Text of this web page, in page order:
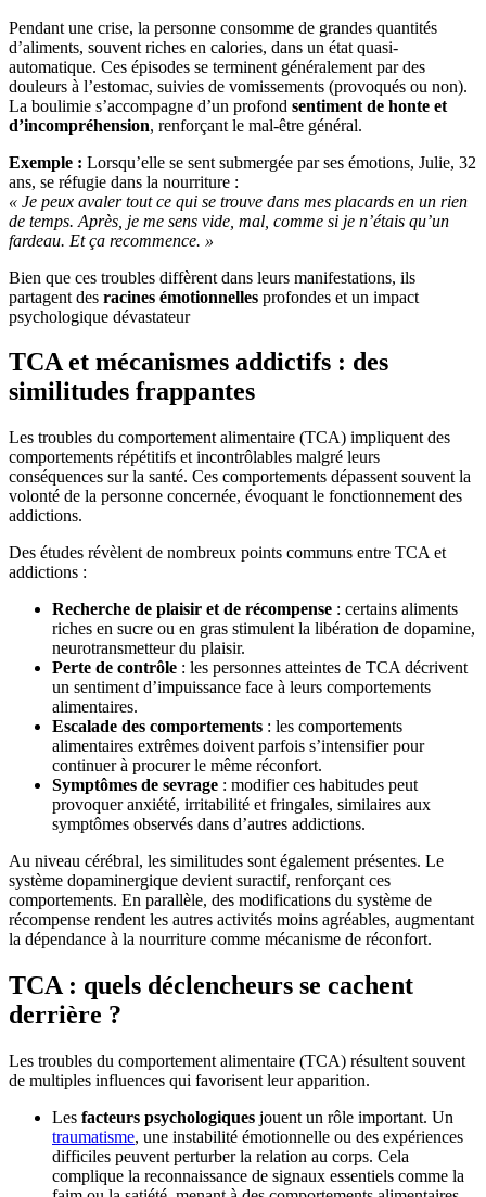
Pendant une crise, la personne consomme de grandes quantités
d’aliments, souvent riches en calories, dans un état quasi-
automatique. Ces épisodes se terminent généralement par des
douleurs à l’estomac, suivies de vomissements (provoqués ou non).
La boulimie s’accompagne d’un profond sentiment de honte et
d’incompréhension, renforçant le mal-être général.
Exemple : Lorsqu’elle se sent submergée par ses émotions, Julie, 32
ans, se réfugie dans la nourriture :
« Je peux avaler tout ce qui se trouve dans mes placards en un rien
de temps. Après, je me sens vide, mal, comme si je n’étais qu’un
fardeau. Et ça recommence. »
Bien que ces troubles diffèrent dans leurs manifestations, ils
partagent des racines émotionnelles profondes et un impact
psychologique dévastateur
TCA et mécanismes addictifs : des
similitudes frappantes
Les troubles du comportement alimentaire (TCA) impliquent des
comportements répétitifs et incontrôlables malgré leurs
conséquences sur la santé. Ces comportements dépassent souvent la
volonté de la personne concernée, évoquant le fonctionnement des
addictions.
Des études révèlent de nombreux points communs entre TCA et
addictions :
Recherche de plaisir et de récompense : certains aliments
riches en sucre ou en gras stimulent la libération de dopamine,
neurotransmetteur du plaisir.
Perte de contrôle : les personnes atteintes de TCA décrivent
un sentiment d’impuissance face à leurs comportements
alimentaires.
Escalade des comportements : les comportements
alimentaires extrêmes doivent parfois s’intensifier pour
continuer à procurer le même réconfort.
Symptômes de sevrage : modifier ces habitudes peut
provoquer anxiété, irritabilité et fringales, similaires aux
symptômes observés dans d’autres addictions.
Au niveau cérébral, les similitudes sont également présentes. Le
système dopaminergique devient suractif, renforçant ces
comportements. En parallèle, des modifications du système de
récompense rendent les autres activités moins agréables, augmentant
la dépendance à la nourriture comme mécanisme de réconfort.
TCA : quels déclencheurs se cachent
derrière ?
Les troubles du comportement alimentaire (TCA) résultent souvent
de multiples influences qui favorisent leur apparition.
Les facteurs psychologiques jouent un rôle important. Un
traumatisme, une instabilité émotionnelle ou des expériences
difficiles peuvent perturber la relation au corps. Cela
complique la reconnaissance de signaux essentiels comme la